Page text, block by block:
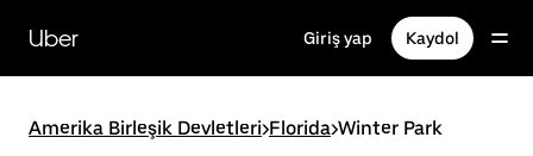
içeriğe
gidinUber Giriş yap Kaydol
Amerika Birleşik Devletleri>Florida>Winter Park